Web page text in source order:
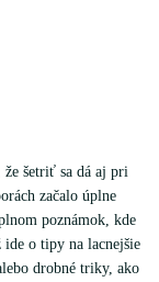
že šetriť sa dá aj pri
začalo úplne
poznámok, kde
ide o tipy na lacnejšie
drobné triky, ako